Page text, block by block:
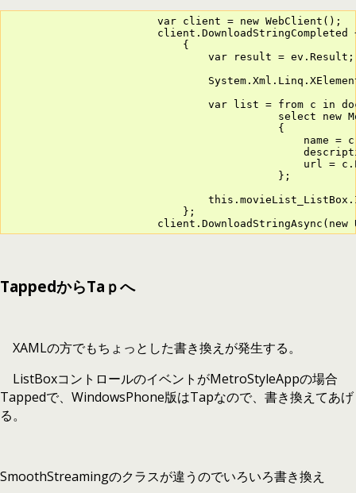
                        var client = new WebClient();
client.DownloadStringCompleted
                            {
                                var result = ev.Result;
var list = from c in
select new
                                           {
name =
url =
                                           };
                            };
TappedからTaｐへ
XAMLの方でもちょっとした書き換えが発生する。
ListBoxコントロールのイベントがMetroStyleAppの場合
Tappedで、WindowsPhone版はTapなので、書き換えてあげ
る。
SmoothStreamingのクラスが違うのでいろいろ書き換え